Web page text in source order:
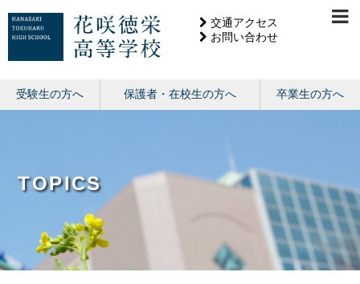
交通アクセス
お問い合わせ
受験生の方へ 保護者・在校生の方へ 卒業生の方へ
TOPICS